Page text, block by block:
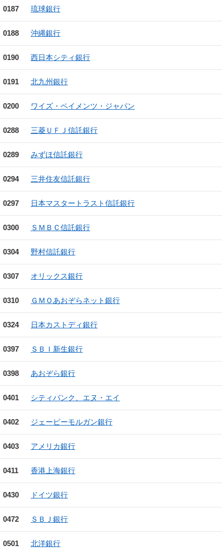
0187 琉球銀行
0188 沖縄銀行
0190 西日本シティ銀行
0191 北九州銀行
0200 ワイズ・ペイメンツ・ジャパン
0288 三菱ＵＦＪ信託銀行
0289 みずほ信託銀行
0294 三井住友信託銀行
0297 日本マスタートラスト信託銀行
0300 ＳＭＢＣ信託銀行
0304 野村信託銀行
0307 オリックス銀行
0310 ＧＭＯあおぞらネット銀行
0324 日本カストディ銀行
0397 ＳＢＩ新生銀行
0398 あおぞら銀行
0401 シティバンク、エヌ・エイ
0402 ジェーピーモルガン銀行
0403 アメリカ銀行
0411 香港上海銀行
0430 ドイツ銀行
0472 ＳＢＪ銀行
0501 北洋銀行